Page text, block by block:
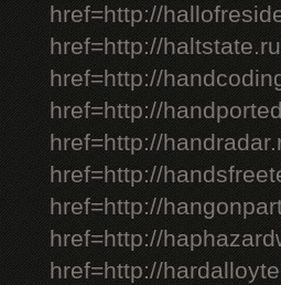
href=http://
href=http://
href=http://
href=http://
href=http://
href=http://
href=http://
href=http://
href=http://